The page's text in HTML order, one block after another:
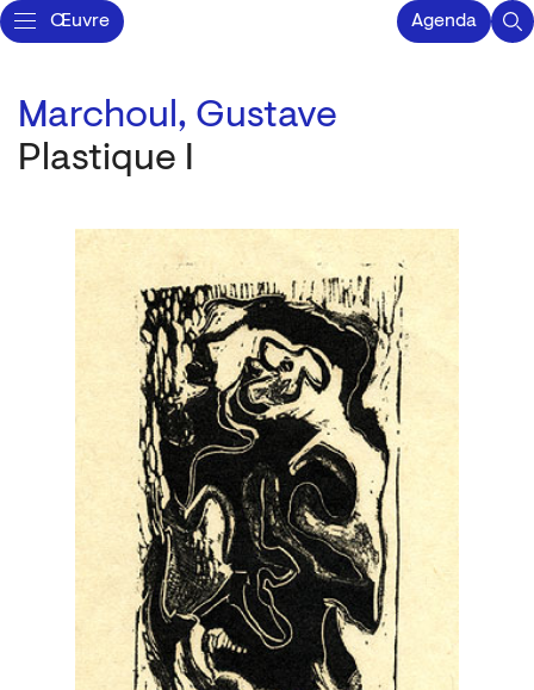
Œuvre Agenda
Marchoul, Gustave
Plastique I